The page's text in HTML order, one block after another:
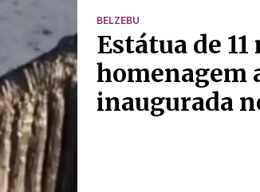
BELZEBU
Estátua de
homenagem
inaugurada